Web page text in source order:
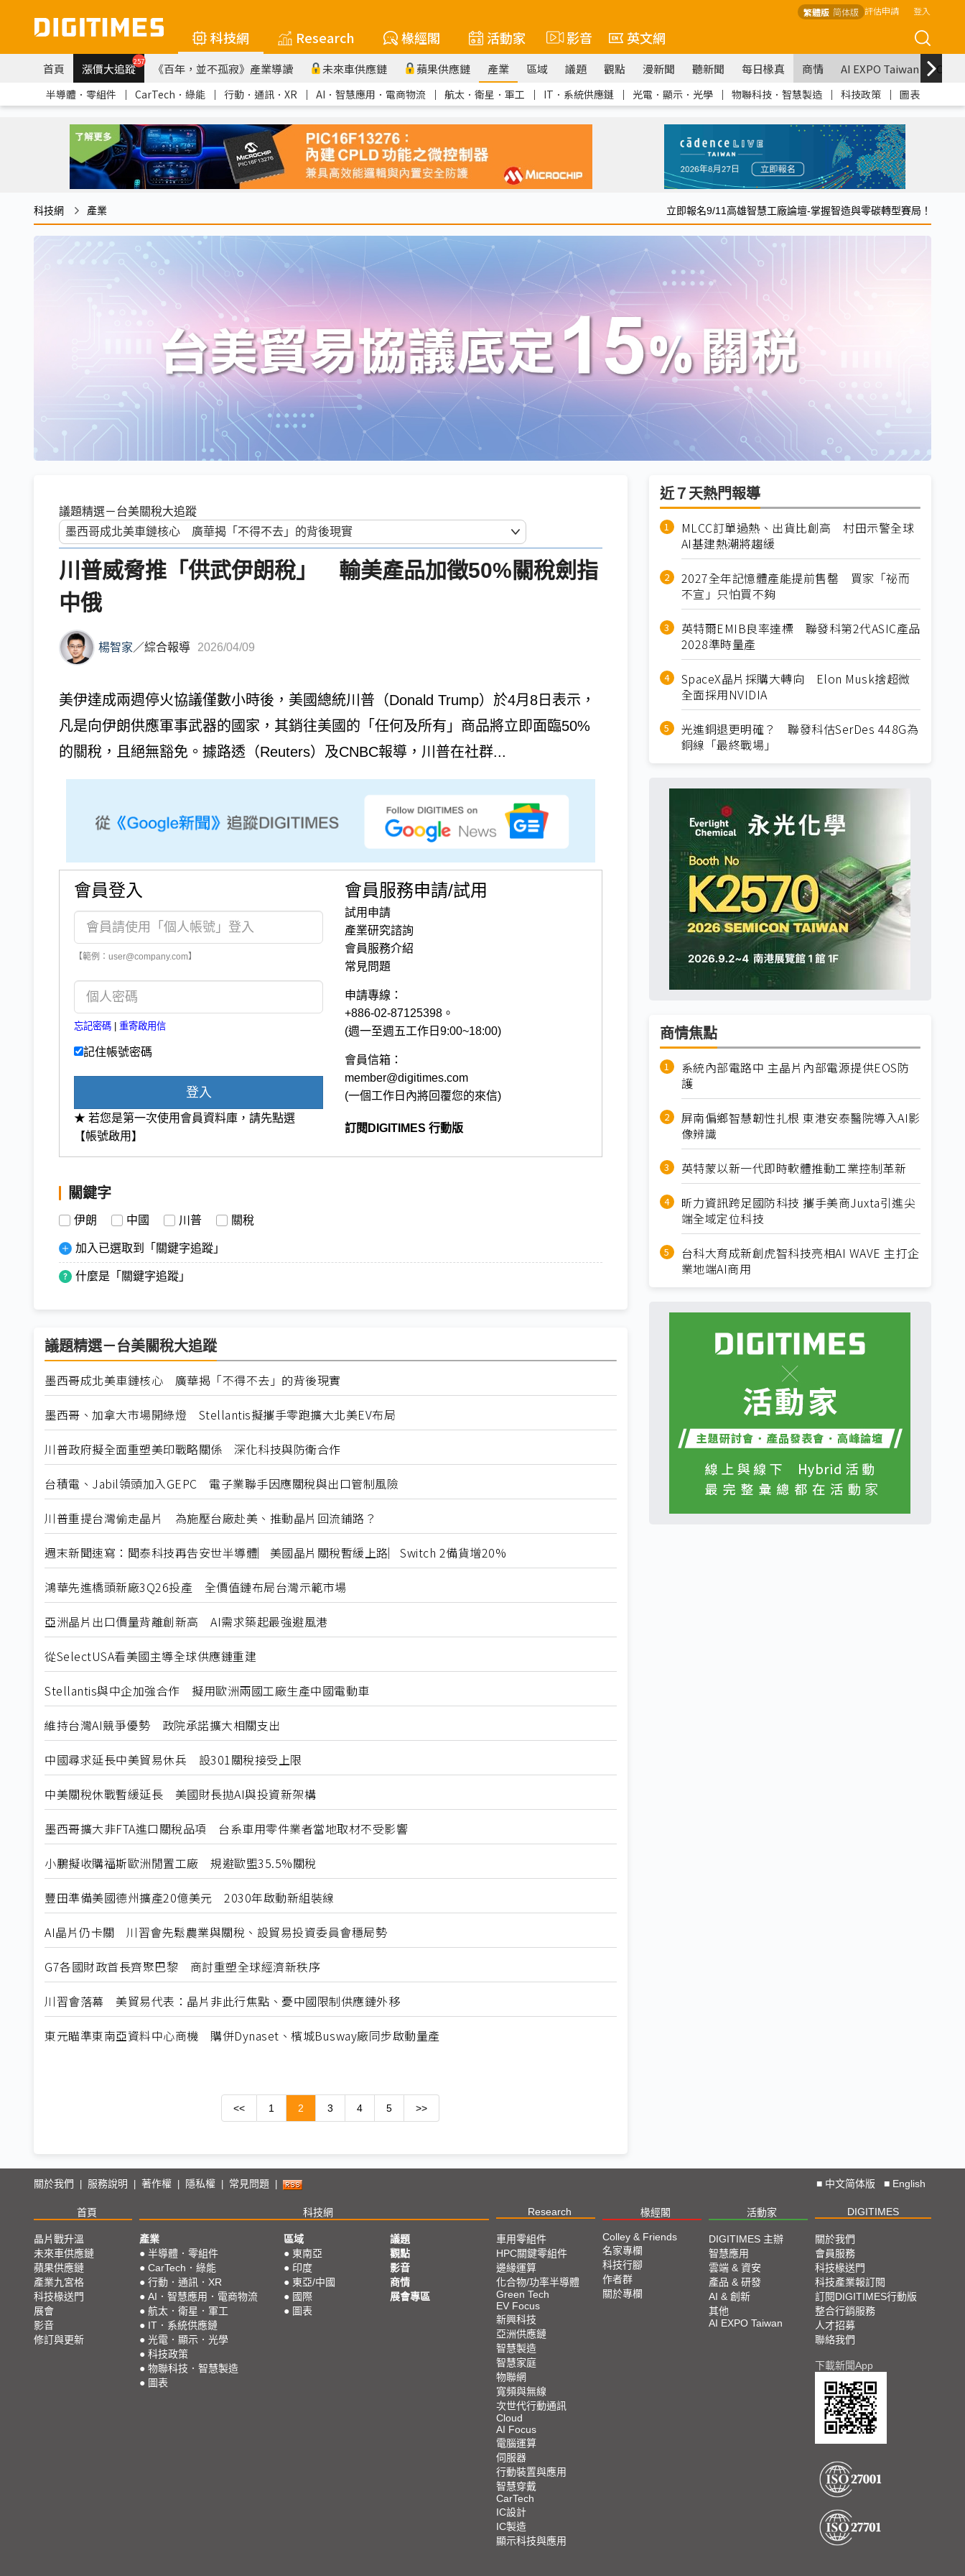
繁體版 简体版 評估申請 登入
科技網 Research 椽經閣 活動家 影音 英文網
首頁 漲價大追蹤257 《百年，並不孤寂》產業導讀 未來車供應鏈 蘋果供應鏈 產業 區域 議題 觀點 漫新聞 聽新聞 每日椽真 商情 AI EXPO Taiwan
半導體．零組件 ｜ CarTech．綠能 ｜ 行動．通訊．XR ｜ AI．智慧應用．電商物流 ｜ 航太．衛星．軍工 ｜ IT．系統供應鏈 ｜ 光電．顯示．光學 ｜ 物聯科技．智慧製造 ｜ 科技政策 ｜ 圖表
科技網 產業 立即報名9/11高雄智慧工廠論壇-掌握智造與零碳轉型賽局！
議題精選－台美關稅大追蹤
川普威脅推「供武伊朗稅」 輸美產品加徵50%關稅劍指
中俄
楊智家 ／綜合報導 2026/04/09
美伊達成兩週停火協議僅數小時後，美國總統川普（Donald Trump）於4月8日表示，
凡是向伊朗供應軍事武器的國家，其銷往美國的「任何及所有」商品將立即面臨50%
的關稅，且絕無豁免。據路透（Reuters）及CNBC報導，川普在社群...
會員登入
【範例：user@company.com】
忘記密碼 重寄啟用信
記住帳號密碼
登入
★ 若您是第一次使用會員資料庫，請先點選
【帳號啟用】
會員服務申請/試用
試用申請
產業研究諮詢
會員服務介紹
常見問題
申請專線：
+886-02-87125398。
(週一至週五工作日9:00~18:00)
會員信箱：
member@digitimes.com
(一個工作日內將回覆您的來信)
訂閱DIGITIMES 行動版
關鍵字
伊朗 中國 川普 關稅
加入已選取到「關鍵字追蹤」
什麼是「關鍵字追蹤」
議題精選－台美關稅大追蹤
墨西哥成北美車鏈核心 廣華揭「不得不去」的背後現實
墨西哥、加拿大市場開綠燈 Stellantis擬攜手零跑擴大北美EV布局
川普政府擬全面重塑美印戰略關係 深化科技與防衛合作
台積電、Jabil領頭加入GEPC 電子業聯手因應關稅與出口管制風險
川普重提台灣偷走晶片 為施壓台廠赴美、推動晶片回流鋪路？
週末新聞速寫：聞泰科技再告安世半導體︳美國晶片關稅暫緩上路︳Switch 2備貨增20%
鴻華先進橋頭新廠3Q26投產 全價值鏈布局台灣示範市場
亞洲晶片出口價量背離創新高 AI需求築起最強避風港
從SelectUSA看美國主導全球供應鏈重建
Stellantis與中企加強合作 擬用歐洲兩國工廠生產中國電動車
維持台灣AI競爭優勢 政院承諾擴大相關支出
中國尋求延長中美貿易休兵 設301關稅接受上限
中美關稅休戰暫緩延長 美國財長拋AI與投資新架構
墨西哥擴大非FTA進口關稅品項 台系車用零件業者當地取材不受影響
小鵬擬收購福斯歐洲閒置工廠 規避歐盟35.5%關稅
豐田準備美國德州擴產20億美元 2030年啟動新組裝線
AI晶片仍卡關 川習會先鬆農業與關稅、設貿易投資委員會穩局勢
G7各國財政首長齊聚巴黎 商討重塑全球經濟新秩序
川習會落幕 美貿易代表：晶片非此行焦點、憂中國限制供應鏈外移
東元瞄準東南亞資料中心商機 購併Dynaset、檳城Busway廠同步啟動量產
<< 1 2 3 4 5 >>
近７天熱門報導
MLCC訂單過熱、出貨比創高 村田示警全球
AI基建熱潮將趨緩
2027全年記憶體產能提前售罄 買家「祕而
不宣」只怕買不夠
英特爾EMIB良率達標 聯發科第2代ASIC產品
2028準時量產
SpaceX晶片採購大轉向 Elon Musk捨超微
全面採用NVIDIA
光進銅退更明確？ 聯發科估SerDes 448G為
銅線「最終戰場」
商情焦點
系統內部電路中 主晶片內部電源提供EOS防
護
屏南偏鄉智慧韌性扎根 東港安泰醫院導入AI影
像辨識
英特蒙以新一代即時軟體推動工業控制革新
昕力資訊跨足國防科技 攜手美商Juxta引進尖
端全域定位科技
台科大育成新創虎智科技亮相AI WAVE 主打企
業地端AI商用
關於我們 服務說明 著作權 隱私權 常見問題 ■ 中文简体版 ■ English
首頁 科技網 Research 椽經閣 活動家 DIGITIMES
晶片戰升溫
未來車供應鏈
蘋果供應鏈
產業九宮格
科技椽送門
展會
影音
修訂與更新
產業
● 半導體．零組件
● CarTech．綠能
● 行動．通訊．XR
● AI．智慧應用．電商物流
● 航太．衛星．軍工
● IT．系統供應鏈
● 光電．顯示．光學
● 科技政策
● 物聯科技．智慧製造
● 圖表
區域
● 東南亞
● 印度
● 東亞/中國
● 國際
● 圖表
議題
觀點
影音
商情
展會專區
車用零組件
HPC關鍵零組件
邊緣運算
化合物/功率半導體
Green Tech
EV Focus
新興科技
亞洲供應鏈
智慧製造
智慧家庭
物聯網
寬頻與無線
次世代行動通訊
Cloud
AI Focus
電腦運算
伺服器
行動裝置與應用
智慧穿戴
CarTech
IC設計
IC製造
顯示科技與應用
Colley & Friends
名家專欄
科技行腳
作者群
關於專欄
DIGITIMES 主辦
智慧應用
雲端 & 資安
產品 & 研發
AI & 創新
其他
AI EXPO Taiwan
關於我們
會員服務
科技椽送門
科技產業報訂閱
訂閱DIGITIMES行動版
整合行銷服務
人才招募
聯絡我們
下載新聞App